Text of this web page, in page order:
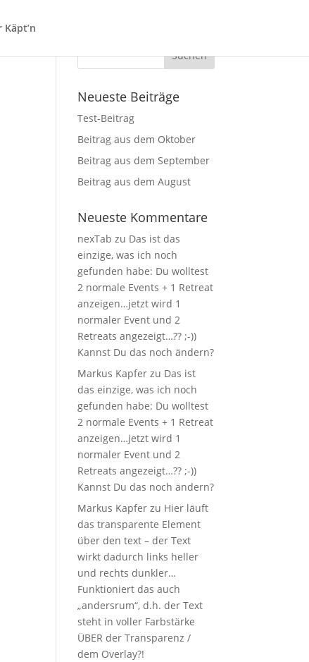
Käpt’n
Neueste Beiträge
Test-Beitrag
Beitrag aus dem Oktober
Beitrag aus dem September
Beitrag aus dem August
Neueste Kommentare
nexTab zu Das ist das
einzige, was ich noch
gefunden habe: Du wolltest
2 normale Events + 1 Retreat
anzeigen…jetzt wird 1
normaler Event und 2
Retreats angezeigt…?? ;-))
Kannst Du das noch ändern?
Markus Kapfer zu Das ist
das einzige, was ich noch
gefunden habe: Du wolltest
2 normale Events + 1 Retreat
anzeigen…jetzt wird 1
normaler Event und 2
Retreats angezeigt…?? ;-))
Kannst Du das noch ändern?
Markus Kapfer zu Hier läuft
das transparente Element
über den text – der Text
wirkt dadurch links heller
und rechts dunkler…
Funktioniert das auch
„andersrum“, d.h. der Text
steht in voller Farbstärke
ÜBER der Transparenz /
dem Overlay?!